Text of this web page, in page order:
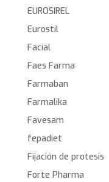
EUROSIREL
Eurostil
Facial
Faes Farma
Farmaban
Farmalika
Favesam
fepadiet
Fijación de protesis
Forte Pharma